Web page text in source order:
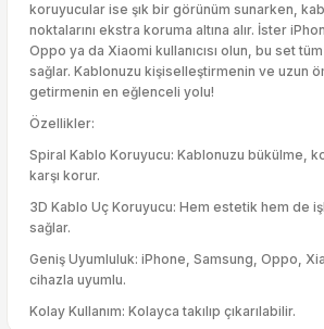
koruyucular ise şık bir görünüm sunarken,
noktalarını ekstra koruma altına alır. İster
Oppo ya da Xiaomi kullanıcısı olun, bu set
sağlar. Kablonuzu kişiselleştirmenin ve uzun
getirmenin en eğlenceli yolu!
Özellikler:
Spiral Kablo Koruyucu: Kablonuzu bükülme,
karşı korur.
3D Kablo Uç Koruyucu: Hem estetik hem de
sağlar.
Geniş Uyumluluk: iPhone, Samsung, Oppo,
cihazla uyumlu.
Kolay Kullanım: Kolayca takılıp çıkarılabilir.